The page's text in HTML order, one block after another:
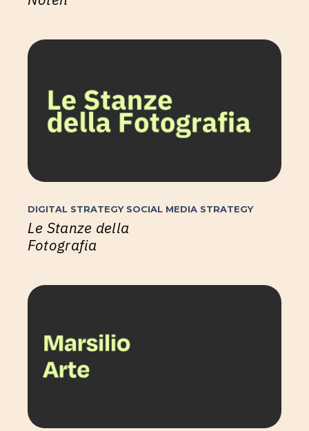
DIGITAL STRATEGY SOCIAL MEDIA STRATEGY
Le Stanze della
Fotografia